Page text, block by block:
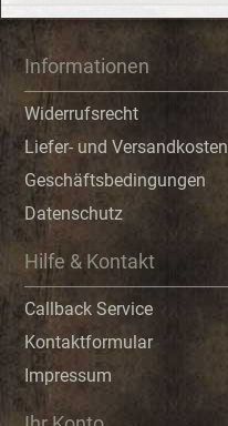
Informationen
Widerrufsrecht
Liefer- und Versandkosten
Geschäftsbedingungen
Datenschutz
Hilfe & Kontakt
Callback Service
Kontaktformular
Impressum